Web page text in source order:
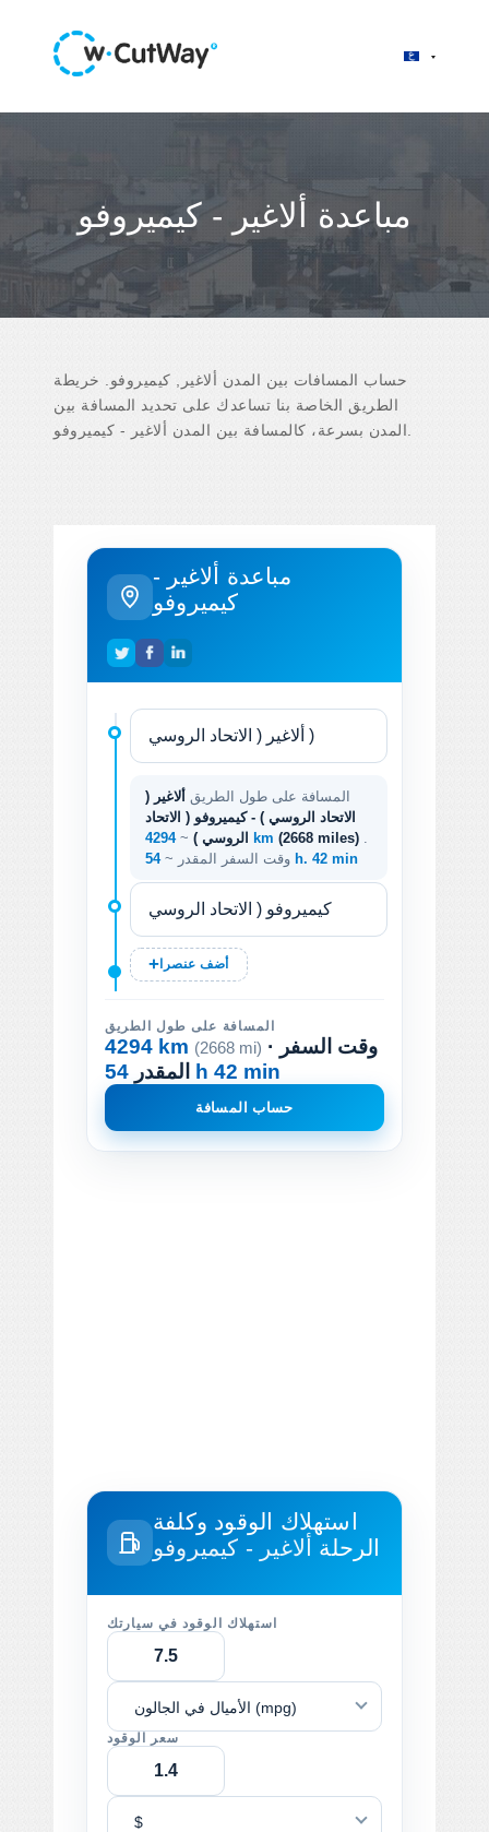
مباعدة ألاغير - كيميروفو
حساب المسافات بين المدن ألاغير, كيميروفو. خريطة
الطريق الخاصة بنا تساعدك على تحديد المسافة بين
مباعدة ألاغير -
كيميروفو
المسافة على طول الطريق ألاغير (
الاتحاد الروسي ) - كيميروفو ( الاتحاد
الروسي ) ~ 4294 km (2668 miles)
وقت السفر المقدر ~ 54 h. 42 min
أضف عنصرا
المسافة على طول الطريق
4294 km (2668 mi) · وقت السفر
المقدر 54 h 42 min
حساب المسافة
استهلاك الوقود وكلفة
الرحلة ألاغير - كيميروفو
استهلاك الوقود في سيارتك
الأميال في الجالون (mpg)
سعر الوقود
$